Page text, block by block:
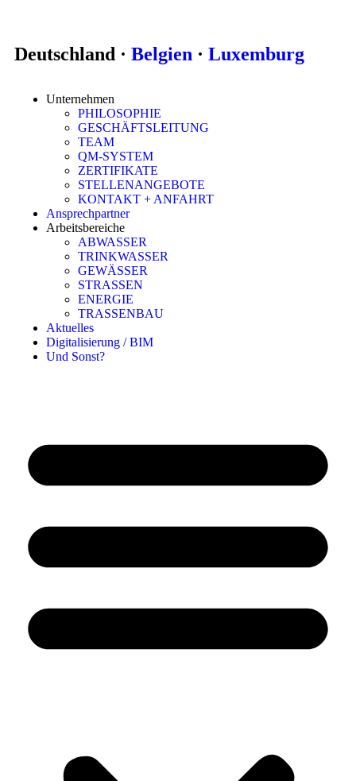
Deutschland · Belgien · Luxemburg
Unternehmen
PHILOSOPHIE
GESCHÄFTSLEITUNG
TEAM
QM-SYSTEM
ZERTIFIKATE
STELLENANGEBOTE
KONTAKT + ANFAHRT
Ansprechpartner
Arbeitsbereiche
ABWASSER
TRINKWASSER
GEWÄSSER
STRASSEN
ENERGIE
TRASSENBAU
Aktuelles
Digitalisierung / BIM
Und Sonst?